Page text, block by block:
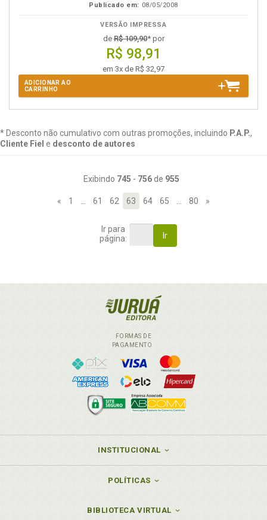
Publicado em: 08/05/2008
VERSÃO IMPRESSA
deR$ 109,90* por
R$ 98,91
em 3x de R$ 32,97
ADICIONAR AO
CARRINHO
* Desconto não cumulativo com outras promoções, incluindo P.A.P.,
Cliente Fiel e desconto de autores
Exibindo 745 - 756de 955
« 1 61 62 63 64 65 80 »
Ir para
página:
Ir
FORMAS DE
PAGAMENTO
INSTITUCIONAL
POLÍTICAS
BIBLIOTECA VIRTUAL